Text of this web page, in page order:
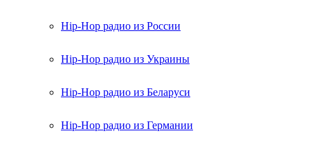
Hip-Hop радио из России
Hip-Hop радио из Украины
Hip-Hop радио из Беларуси
Hip-Hop радио из Германии